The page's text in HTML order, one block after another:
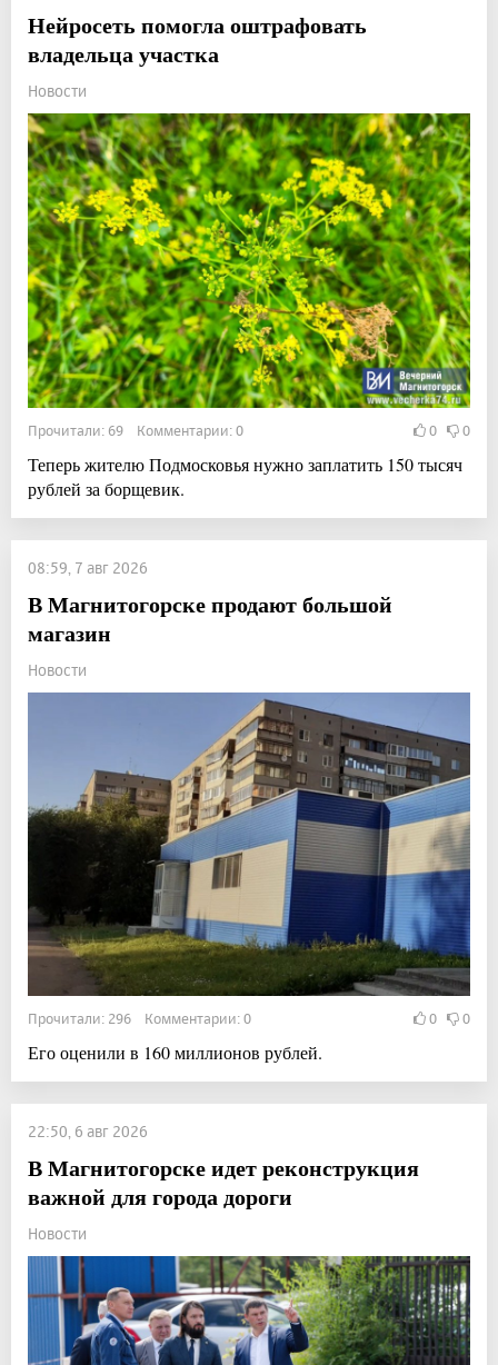
Нейросеть помогла оштрафовать
владельца участка
Новости
Прочитали: 69 Комментарии: 0 0 0
Теперь жителю Подмосковья нужно заплатить 150 тысяч
рублей за борщевик.
08:59, 7 авг 2026
В Магнитогорске продают большой
магазин
Новости
Прочитали: 296 Комментарии: 0 0 0
Его оценили в 160 миллионов рублей.
22:50, 6 авг 2026
В Магнитогорске идет реконструкция
важной для города дороги
Новости